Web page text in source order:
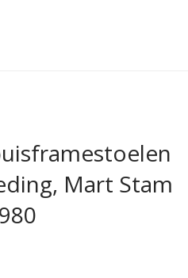
Mart Stam